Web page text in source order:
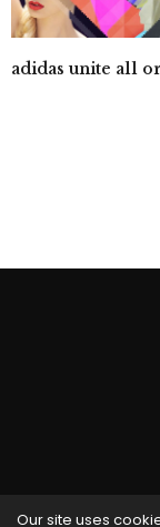
adidas unite all
Our site uses